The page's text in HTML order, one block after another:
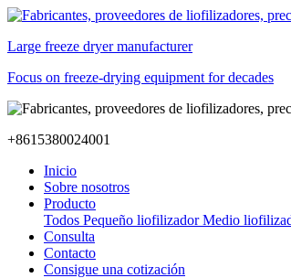
Large freeze dryer manufacturer
Focus on freeze-drying equipment for decades
+8615380024001
Inicio
Sobre nosotros
Producto
Todos Pequeño liofilizador Medio
Consulta
Contacto
Consigue una cotización